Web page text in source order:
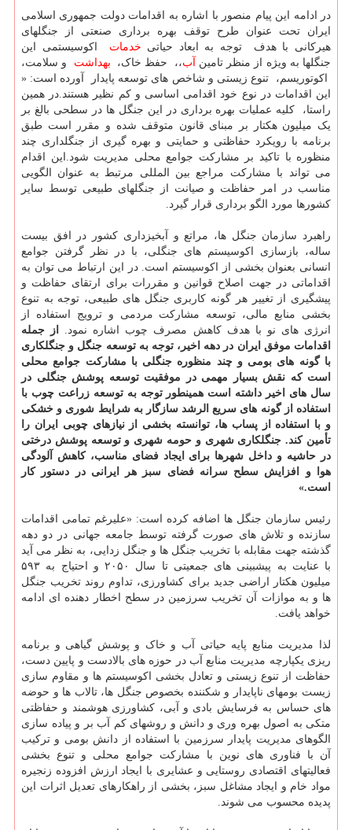
خدمات
آب،، ‎ ‎حفظ‎ ‎خاک، ‎ بهداشت
‎ ‎و‎ ‎سلامت،
‎ ‎اکوتوریسم، ‎ ‎تنوع‎ ‎زیستی‎ ‎و‎ ‎شاخص‎ ‎های‎ ‎‎توسعه‎ ‎‎پایدار‎ ‎ آورده است: «
این اقدامات‎ ‎در‎ ‎نوع‎ ‎خود‎ ‎اقدامی‎ ‎اساسی‎ ‎و‎ ‎کم‎ ‎نظیر‎ ‎هستند.‎در همین
راستا، ‎ ‎کلیه‎ ‎عملیات‎ ‎بهره‎ ‎برداری‎ ‎در‎ ‎این‎ ‎‎جنگل ها‎ ‎در‎ ‎‎سطحی‎ ‎بالغ‎ ‎بر
یک میلیون‎ ‎هکتار بر مبنای قانون‎ ‎متوقف شده و مقرر است ‏طبق
راهبرد‎ ‎سازمان‎ ‎جنگل ها، مراتع و آبخیزداری کشور در افق بیست
ساله، بازسازی اکوسیستم های جنگلی، ‏با در نظر گرفتن ‏‏جوامع
انسانی بعنوان بخشی از اکوسیستم است. در این ارتباط می توان به
اقداماتی در ‏جهت اصلاح قوانین و مقررات ‏برای ‏ارتقای حفاظت و
پیشگیری از تغییر هر گونه کاربری جنگل های ‏طبیعی، توجه به تنوع
بخشی منابع مالی، توسعه ‏مشارکت ‏مردمی و ترویج استفاده از
انرژی های نو با ‏هدف کاهش مصرف چوب اشاره نمود.‏‎
‎از جمله
اقدامات موفق ایران در ‏دهه اخیر، ‏توجه به توسعه جنگل ‏و جنگلکاری
با گونه های بومی و چند منظوره جنگلی با مشارکت جوامع محلی
است که ‏نقش بسیار ‏مهمی ‏در موفقیت توسعه پوشش جنگلی در
سال های اخیر داشته است همینطور توجه به توسعه زراعت ‏چوب با
‏استفاده از گونه های سریع ‏الرشد سازگار به شرایط شوری و خشکی
و با استفاده از پساب ها، ‏توانسته بخشی از نیازهای ‏چوبی ایران را
تأمین کند.‏‎ ‎‎جنگلکاری شهری و حومه شهری و توسعه پوشش ‏درختی
در حاشیه و داخل شهرها برای ایجاد ‏فضای مناسب، کاهش آلودگی
‏هوا و افزایش سطح سرانه ‏فضای سبز هر ایرانی در دستور کار
است.‏»
‎گذشته‎ ‎جهت‎ ‎مقابله‎ ‎با‎ ‎تخریب‎ ‎جنگل‎ ‎ها‎ ‎‎و‎ ‎‎جنگل‎ ‎زدایی، به نظر می آید
با عنایت به پیشبینی های جمعیتی تا سال ‏‏۲۰۵۰ و احتیاج به ۵۹۳
میلیون هکتار اراضی جدید ‏برای ‏کشاورزی، تداوم روند تخریب جنگل
ها و به ‏موازات آن تخریب سرزمین در سطح اخطار دهنده ای ادامه
خواهد ‏یافت.‏
لذا مدیریت منابع پایه حیاتی آب و خاک و پوشش گیاهی و برنامه
ریزی یکپارچه مدیریت منابع آب در حوزه های ‏بالادست و ‏‏پایین دست،
حفاظت از تنوع زیستی و تعادل بخشی اکوسیستم ها و مقاوم سازی
زیست بومهای ناپایدار و ‏شکننده بخصوص ‏جنگل ها، ‏تالاب ها و حوضه
های حساس به فرسایش بادی و آبی، کشاورزی هوشمند و حفاظتی
متکی به ‏اصول بهره وری و ‏دانش و ‏روشهای کم آب بر و پیاده سازی
الگوهای مدیریت پایدار سرزمین با استفاده از دانش بومی ‏و ترکیب
آن با فناوری های ‏نوین با ‏مشارکت جوامع محلی و تنوع بخشی
فعالیتهای اقتصادی روستایی و عشایری با ‏ایجاد ارزش افزوده زنجیره
مواد خام ‏و ایجاد ‏مشاغل سبز، بخشی از راهکارهای تعدیل اثرات این
پدیده محسوب ‏می شوند.